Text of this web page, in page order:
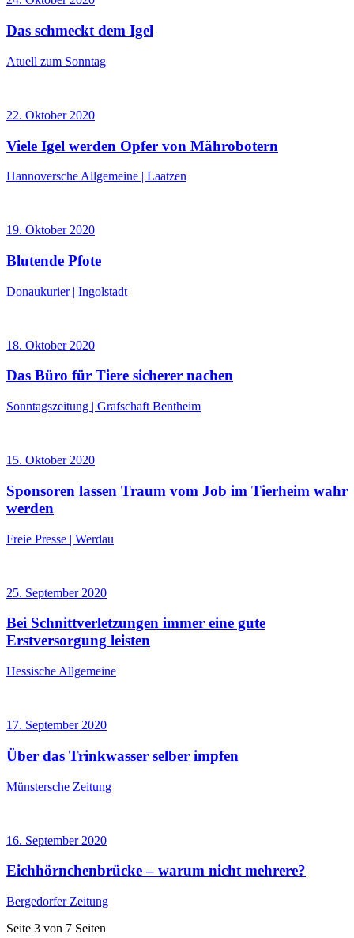
Das schmeckt dem Igel
Atuell zum Sonntag
22. Oktober 2020
Viele Igel werden Opfer von Mährobotern
Hannoversche Allgemeine | Laatzen
19. Oktober 2020
Blutende Pfote
Donaukurier | Ingolstadt
18. Oktober 2020
Das Büro für Tiere sicherer nachen
Sonntagszeitung | Grafschaft Bentheim
15. Oktober 2020
Sponsoren lassen Traum vom Job im Tierheim wahr
werden
Freie Presse | Werdau
25. September 2020
Bei Schnittverletzungen immer eine gute
Erstversorgung leisten
Hessische Allgemeine
17. September 2020
Über das Trinkwasser selber impfen
Münstersche Zeitung
16. September 2020
Eichhörnchenbrücke – warum nicht mehrere?
Bergedorfer Zeitung
Seite 3 von 7 Seiten